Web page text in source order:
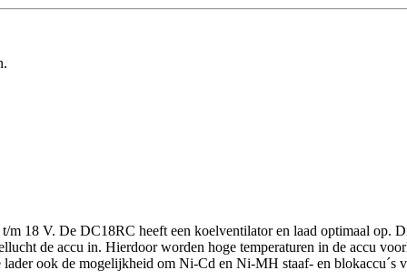
18 V. De DC18RC heeft een koelventilator en laad optimaal op.
de accu in. Hierdoor worden hoge temperaturen in de accu
ook de mogelijkheid om Ni-Cd en Ni-MH staaf- en